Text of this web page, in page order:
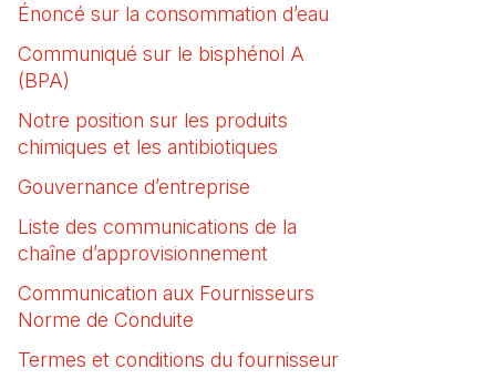
Énoncé sur la consommation d’eau
Communiqué sur le bisphénol A
(BPA)
Notre position sur les produits
chimiques et les antibiotiques
Gouvernance d’entreprise
Liste des communications de la
chaîne d’approvisionnement
Communication aux Fournisseurs
Norme de Conduite
Termes et conditions du fournisseur